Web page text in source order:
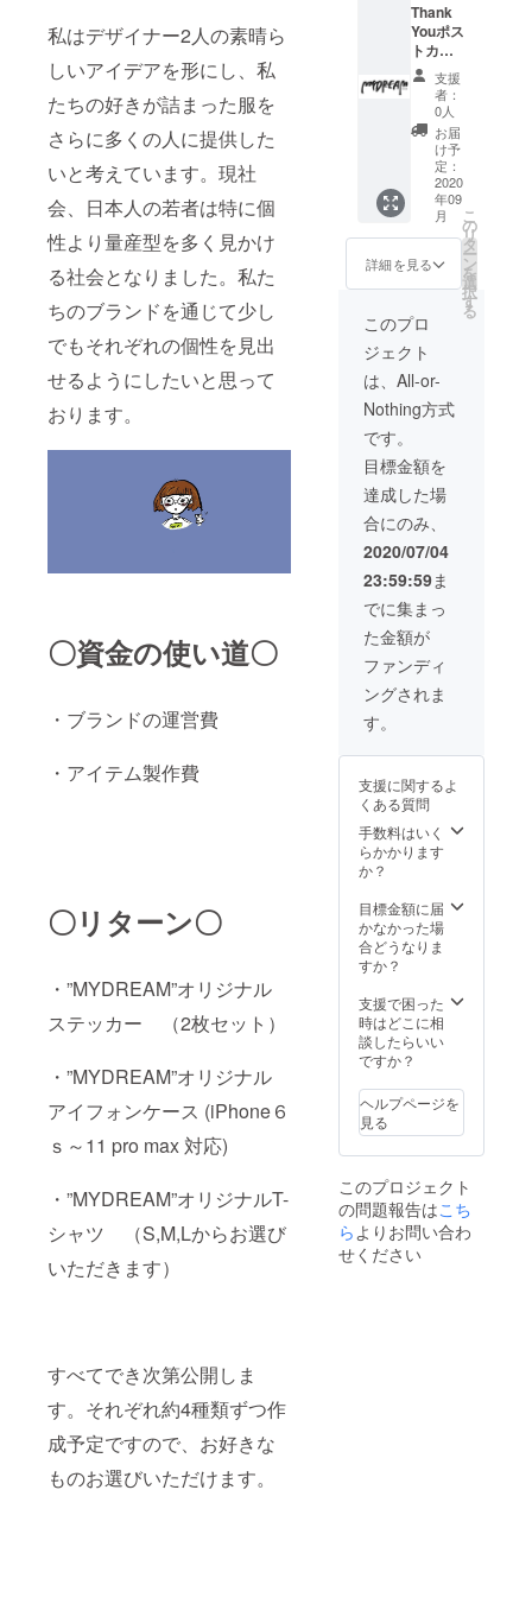
私はデザイナー2人の素晴ら
しいアイデアを形にし、私
たちの好きが詰まった服を
さらに多くの人に提供した
いと考えています。現社
会、日本人の若者は特に個
性より量産型を多く見かけ
る社会となりました。私た
ちのブランドを通じて少し
でもそれぞれの個性を見出
せるようにしたいと思って
おります。
〇資金の使い道〇
・ブランドの運営費
・アイテム製作費
〇リターン〇
・”MYDREAM”オリジナル
ステッカー （2枚セット）
・”MYDREAM”オリジナル
アイフォンケース (iPhone６
ｓ～11 pro max 対応)
・”MYDREAM”オリジナルT-
シャツ （S,M,Lからお選び
いただきます）
すべてでき次第公開しま
す。それぞれ約4種類ずつ作
成予定ですので、お好きな
ものお選びいただけます。
Thank
Youポス
トカー
ド、オ
リジナ
ルス
テッ
カー、
オリジ
ナル
ティ
シャツ
支援
者：
0人
お届
け予
定：
2020
年09
月
詳細を見る
こ
の
リ
タ
ー
ン
を
選
択
す
る
このプロ
ジェクト
は、All-or-
Nothing方式
です。
目標金額を
達成した場
合にのみ、
2020/07/04
23:59:59ま
でに集まっ
た金額が
ファンディ
ングされま
す。
支援に関するよ
くある質問
手数料はいく
らかかります
か？
目標金額に届
かなかった場
合どうなりま
すか？
支援で困った
時はどこに相
談したらいい
ですか？
ヘルプページを
見る
このプロジェクト
の問題報告はこち
らよりお問い合わ
せください